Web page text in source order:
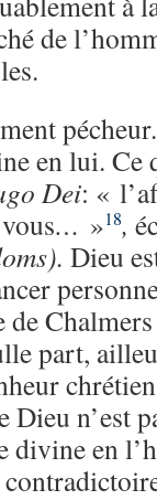
de
en lui. Ce
Dei: «
… »18,
Dieu
de
part,
Dieu n’est
divine en